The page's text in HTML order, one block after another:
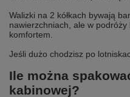
Walizki na 2 kółkach bywają
nawierzchniach, ale w
komfortem.
Jeśli dużo chodzisz po
Ile można
kabinowej?